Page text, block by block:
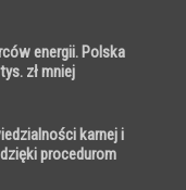
energii. Polska
zł mniej
karnej i
procedurom